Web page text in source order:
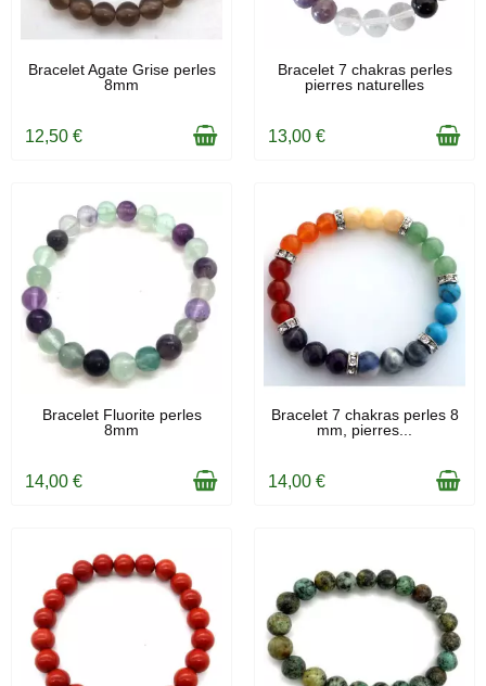
EN STOCK
Bracelet Agate Grise perles
8mm
12,50 €
EN STOCK
Bracelet 7 chakras perles
pierres naturelles
13,00 €
EN STOCK
Bracelet Fluorite perles
8mm
14,00 €
EN STOCK
Bracelet 7 chakras perles 8
mm, pierres...
14,00 €